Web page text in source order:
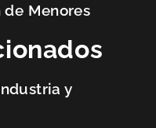
Menores
y